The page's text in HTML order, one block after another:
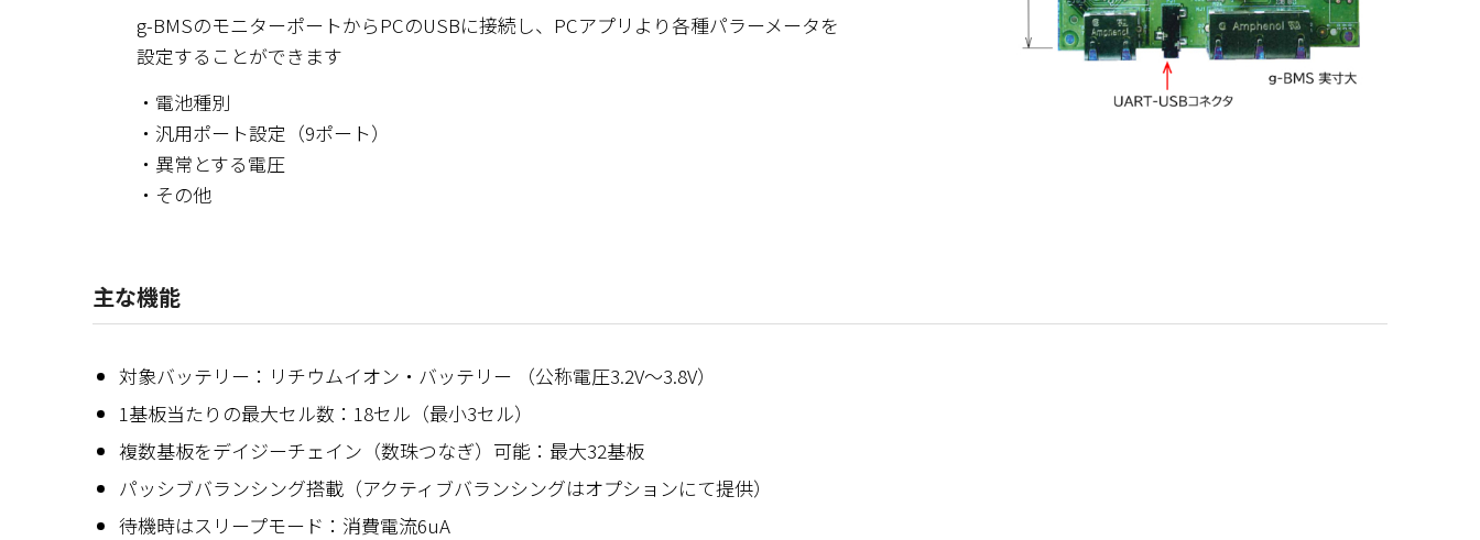
g-BMSのモニターポートからPCのUSBに接続し、PCアプリより各種パラーメータを
設定することができます
・電池種別
・汎用ポート設定（9ポート）
・異常とする電圧
・その他
主な機能
対象バッテリー：リチウムイオン・バッテリー （公称電圧3.2V～3.8V）
1基板当たりの最大セル数：18セル（最小3セル）
複数基板をデイジーチェイン（数珠つなぎ）可能：最大32基板
パッシブバランシング搭載（アクティブバランシングはオプションにて提供）
待機時はスリープモード：消費電流6uA